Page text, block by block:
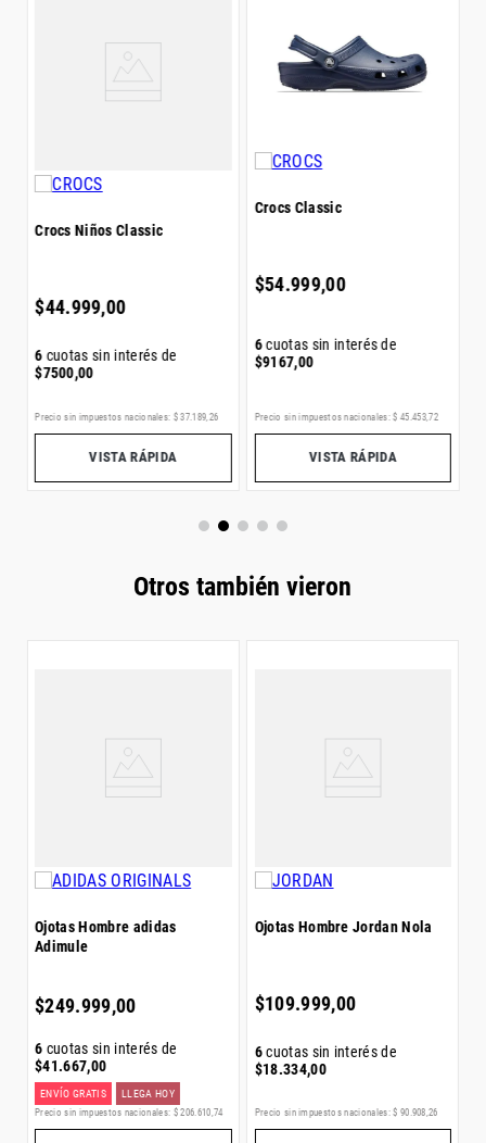
Crocs Niños Classic
$44.999,00
6 cuotas sin interés de
$7500,00
Precio sin impuestos nacionales: $ 37.189 26
VISTA RÁPIDA
Crocs Classic
$54.999,00
6cuotas sin interés de
$9167,00
Precio sin impuestos nacionales: $ 45 453,72
VISTA RÁPIDA
Otros también vieron
Ojotas Hombre adidas
Adimule
$249.999,00
6 cuotas sin interés de
$41.667,00
ENVÍO GRATIS LLEGA HOY
Precio sin impuestos nacionales: $ 206 610 74
Ojotas Hombre Jordan Nola
$109.999,00
6cuotas sin interés de
$18.334,00
Precio sin impuestos nacionales: $ 90 908 ,26